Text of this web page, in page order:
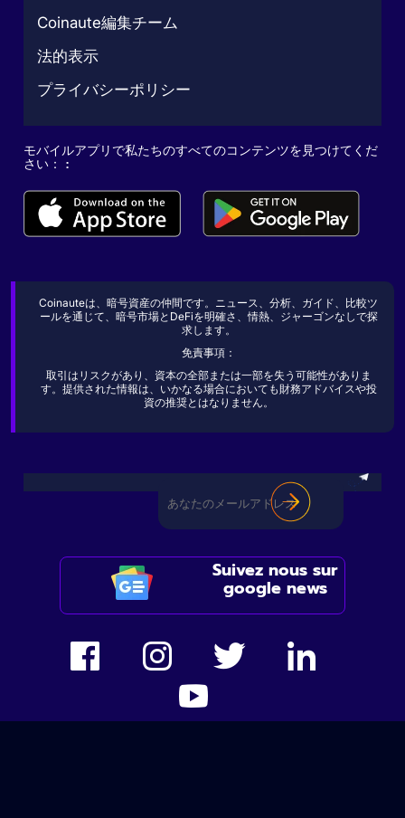
Coinaute編集チーム
法的表示
プライバシーポリシー
モバイルアプリで私たちのすべてのコンテンツを見つけてくだ
さい： :
Coinauteは、暗号資産の仲間です。ニュース、分析、ガイド、比較ツ
ールを通じて、暗号市場とDeFiを明確さ、情熱、ジャーゴンなしで探
求します。
免責事項：
取引はリスクがあり、資本の全部または一部を失う可能性がありま
す。提供された情報は、いかなる場合においても財務アドバイスや投
資の推奨とはなりません。
Suivez nous sur
google news